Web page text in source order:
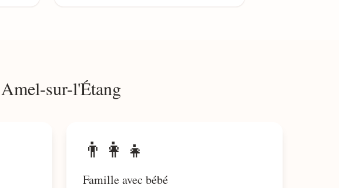
sur-l'Étang
👨‍👩‍👧
Famille avec bébé